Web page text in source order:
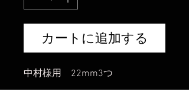
カートに追加する
中村様用 22mm3つ